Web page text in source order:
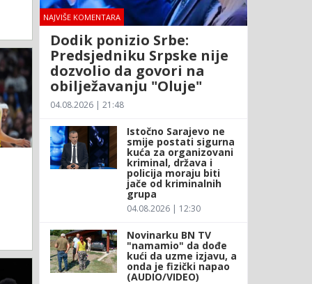
NAJVIŠE KOMENTARA
Dodik ponizio Srbe:
Predsjedniku Srpske nije
dozvolio da govori na
obilježavanju "Oluje"
04.08.2026 | 21:48
Istočno Sarajevo ne
smije postati sigurna
kuća za organizovani
kriminal, država i
policija moraju biti
jače od kriminalnih
grupa
04.08.2026 | 12:30
Novinarku BN TV
"namamio" da dođe
kući da uzme izjavu, a
onda je fizički napao
(AUDIO/VIDEO)